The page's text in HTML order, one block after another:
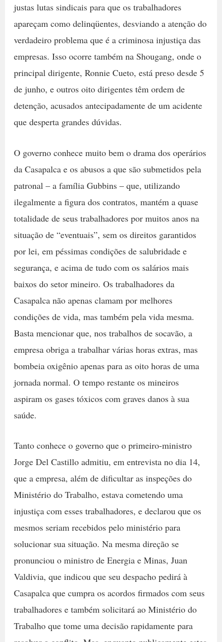
justas lutas sindicais para que os trabalhadores
apareçam como delinqüentes, desviando a atenção do
verdadeiro problema que é a criminosa injustiça das
empresas. Isso ocorre também na Shougang, onde o
principal dirigente, Ronnie Cueto, está preso desde 5
de junho, e outros oito dirigentes têm ordem de
detenção, acusados antecipadamente de um acidente
que desperta grandes dúvidas.
O governo conhece muito bem o drama dos operários
da Casapalca e os abusos a que são submetidos pela
patronal – a família Gubbins – que, utilizando
ilegalmente a figura dos contratos, mantém a quase
totalidade de seus trabalhadores por muitos anos na
situação de “eventuais”, sem os direitos garantidos
por lei, em péssimas condições de salubridade e
segurança, e acima de tudo com os salários mais
baixos do setor mineiro. Os trabalhadores da
Casapalca não apenas clamam por melhores
condições de vida, mas também pela vida mesma.
Basta mencionar que, nos trabalhos de socavão, a
empresa obriga a trabalhar várias horas extras, mas
bombeia oxigênio apenas para as oito horas de uma
jornada normal. O tempo restante os mineiros
aspiram os gases tóxicos com graves danos à sua
saúde.
Tanto conhece o governo que o primeiro-ministro
Jorge Del Castillo admitiu, em entrevista no dia 14,
que a empresa, além de dificultar as inspeções do
Ministério do Trabalho, estava cometendo uma
injustiça com esses trabalhadores, e declarou que os
mesmos seriam recebidos pelo ministério para
solucionar sua situação. Na mesma direção se
pronunciou o ministro de Energia e Minas, Juan
Valdivia, que indicou que seu despacho pedirá à
Casapalca que cumpra os acordos firmados com seus
trabalhadores e também solicitará ao Ministério do
Trabalho que tome uma decisão rapidamente para